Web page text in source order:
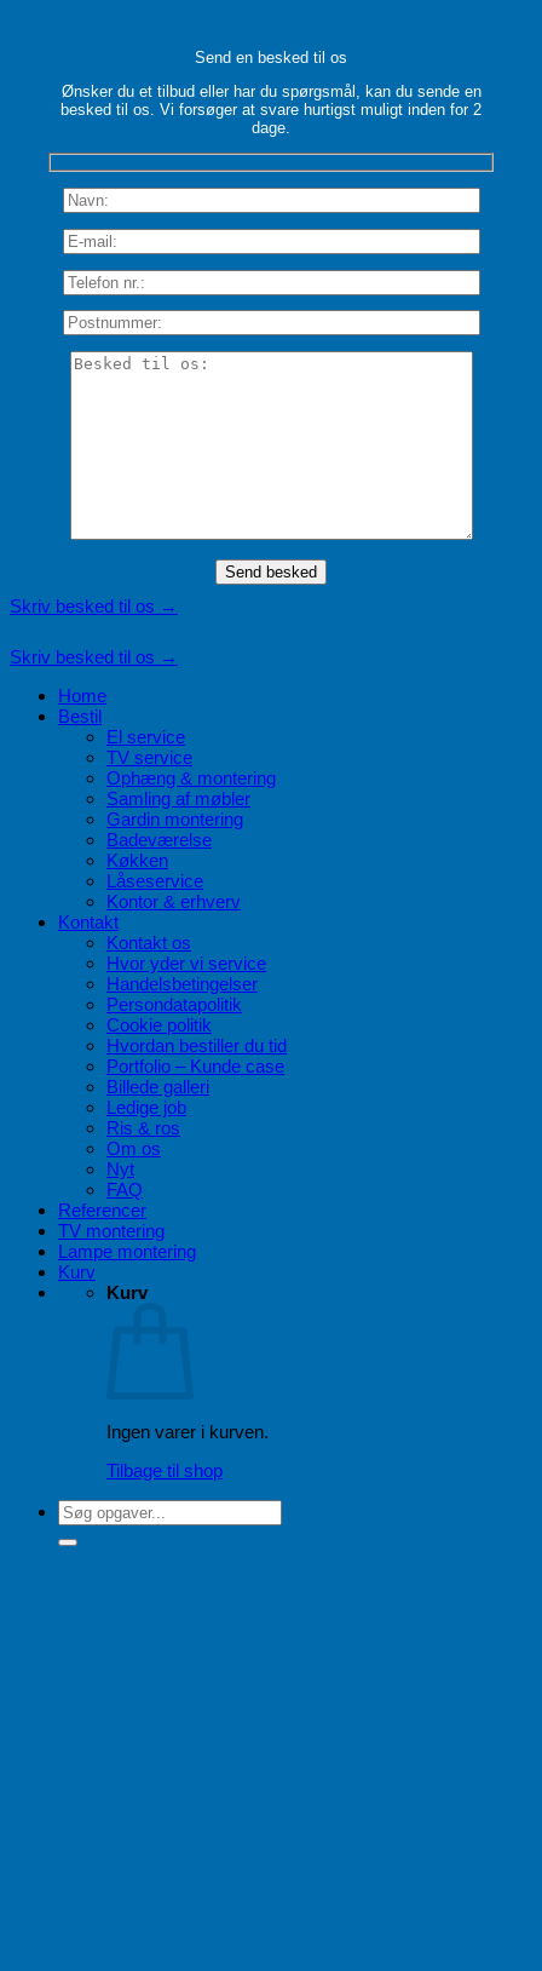
Send en besked til os
Ønsker du et tilbud eller har du spørgsmål, kan du sende en
besked til os. Vi forsøger at svare hurtigst muligt inden for 2
dage.
Skriv besked til os →
Skriv besked til os →
Home
Bestil
El service
TV service
Ophæng & montering
Samling af møbler
Gardin montering
Badeværelse
Køkken
Låseservice
Kontor & erhverv
Kontakt
Kontakt os
Hvor yder vi service
Handelsbetingelser
Persondatapolitik
Cookie politik
Hvordan bestiller du tid
Portfolio – Kunde case
Billede galleri
Ledige job
Ris & ros
Om os
Nyt
FAQ
Referencer
TV montering
Lampe montering
Kurv
Kurv
Ingen varer i kurven.
Tilbage til shop
Søg
efter: